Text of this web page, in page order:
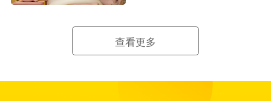
查看更多